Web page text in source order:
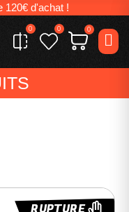
120€ d'achat !
0 0 0